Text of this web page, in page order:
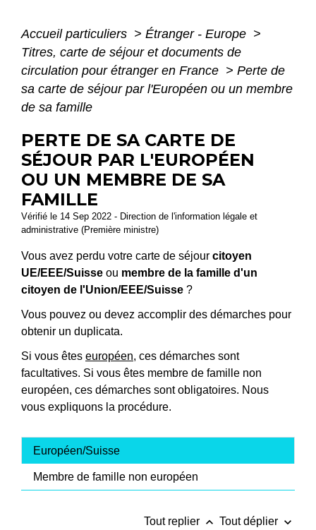
Accueil particuliers > Étranger - Europe >
Titres, carte de séjour et documents de
circulation pour étranger en France > Perte de
sa carte de séjour par l'Européen ou un membre
de sa famille
PERTE DE SA CARTE DE
SÉJOUR PAR L'EUROPÉEN
OU UN MEMBRE DE SA
FAMILLE
Vérifié le 14 Sep 2022 - Direction de l'information légale et
administrative (Première ministre)
Vous avez perdu votre carte de séjour citoyen
UE/EEE/Suisse ou membre de la famille d'un
citoyen de l'Union/EEE/Suisse ?
Vous pouvez ou devez accomplir des démarches pour
obtenir un duplicata.
Si vous êtes européen, ces démarches sont
facultatives. Si vous êtes membre de famille non
européen, ces démarches sont obligatoires. Nous
vous expliquons la procédure.
Européen/Suisse
Membre de famille non européen
Tout replier keyboard_arrow_up Tout déplier keyboard_arrow_down